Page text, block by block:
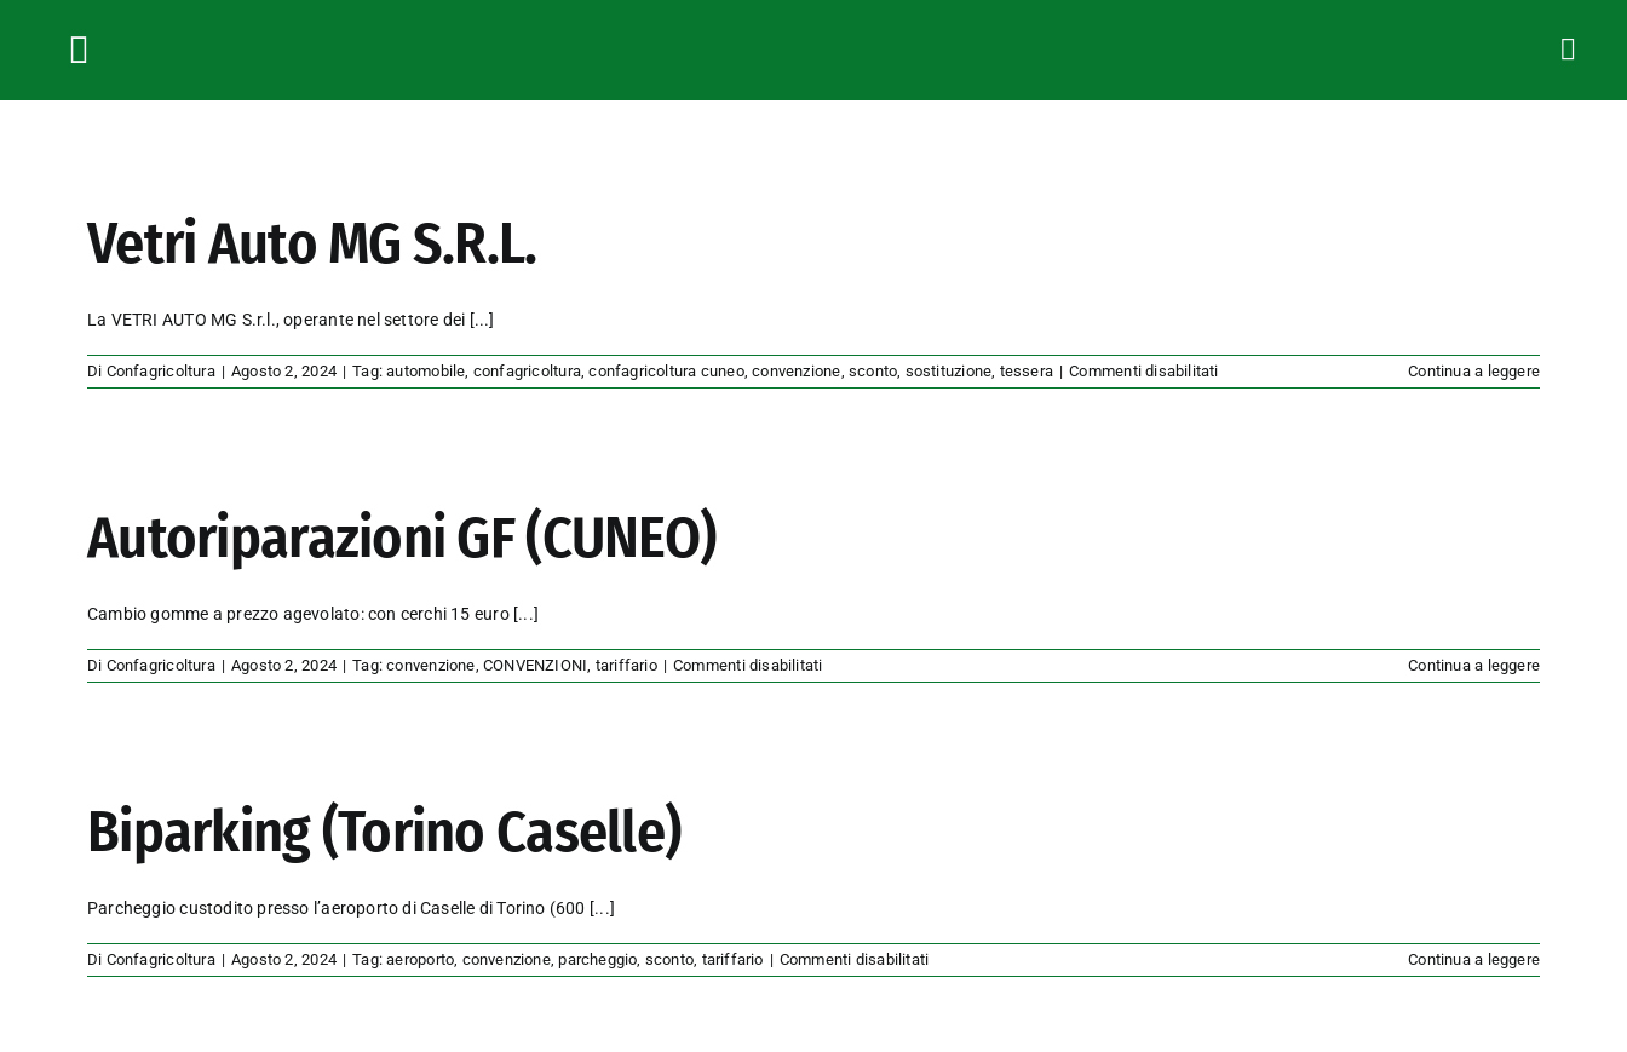
Toggle
Navigation
Vetri Auto MG S.R.L.
La VETRI AUTO MG S.r.l., operante nel settore dei [...]
Di Confagricoltura | Agosto 2, 2024 | Tag:automobile, confagricoltura,confagricoltura cuneo,convenzione, sconto, sostituzione, tessera | Commenti disabilitatisu
Vetri
Continua a leggere
Autoriparazioni GF (CUNEO)
Cambio gomme a prezzo agevolato: con cerchi 15 euro [...]
Di Confagricoltura | Agosto 2, 2024 | Tag:convenzione, CONVENZIONI, tariffario | Commenti disabilitatisu
Autoriparazioni
Continua a leggere
Biparking (Torino Caselle)
Parcheggio custodito presso l’aeroporto di Caselle di Torino (600 [...]
Di Confagricoltura | Agosto 2, 2024 | Tag:aeroporto, convenzione,parcheggio, sconto, tariffario | Commenti disabilitatisu
Biparking
Continua a leggere